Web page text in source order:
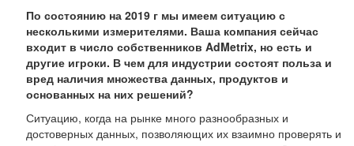
По состоянию на 2019 г мы имеем ситуацию с
несколькими измерителями. Ваша компания сейчас
входит в число собственников AdMetrix, но есть и
другие игроки. В чем для индустрии состоят польза и
вред наличия множества данных, продуктов и
основанных на них решений?
Ситуацию, когда на рынке много разнообразных и
достоверных данных, позволяющих их взаимно проверять и